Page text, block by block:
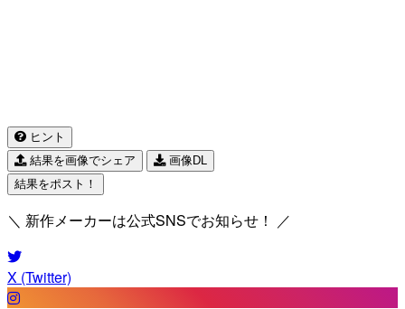
ヒント
結果を画像でシェア
画像DL
結果をポスト！
＼ 新作メーカーは公式SNSでお知らせ！ ／
X (Twitter)